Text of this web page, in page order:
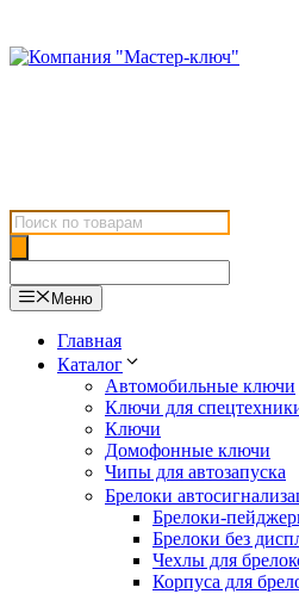
к
содержимому
Поиск
товаров
Меню
Главная
Каталог
Автомобильные ключи
Ключи для
Ключи
Домофонные ключи
Чипы для автозапуска
Брелоки
Брелоки-
Брелоки без
Чехлы для
Корпуса для